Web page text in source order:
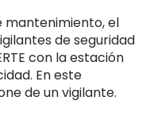
mantenimiento, el
de seguridad
con la estación
En este
de un vigilante.